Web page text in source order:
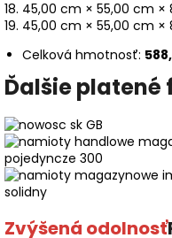
45,00 cm × 55,00 cm ×
45,00 cm × 55,00 cm ×
Celková hmotnosť:
Ďalšie platené
Zvýšená odolnosť